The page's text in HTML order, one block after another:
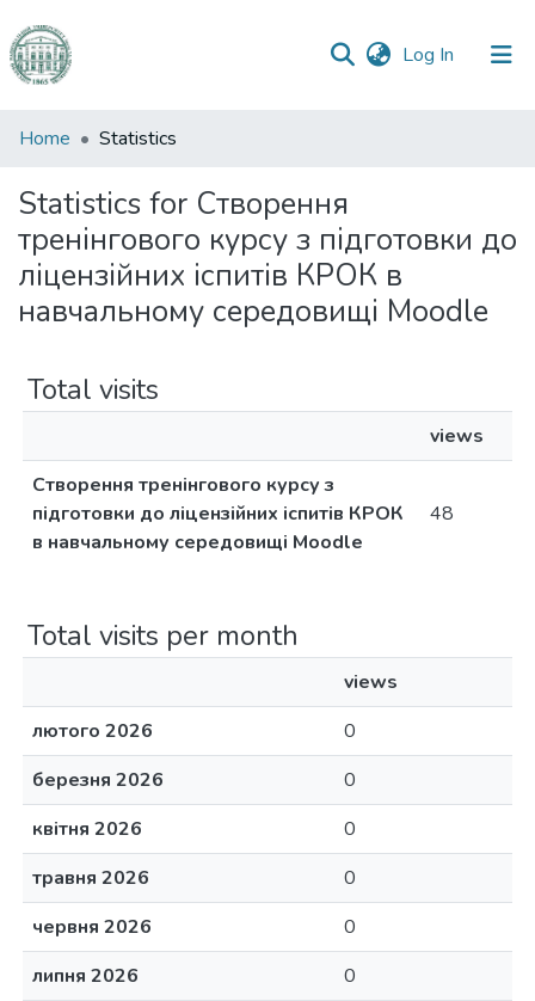
Log In (current)
Communities
Collections
All of DSpace
Home Statistics
Statistics for Створення
тренінгового курсу з підготовки до
ліцензійних іспитів КРОК в
навчальному середовищі Moodle
Total visits
views
Створення тренінгового курсу з
підготовки до ліцензійних іспитів КРОК
в навчальному середовищі Moodle
48
Total visits per month
views
лютого 2026
0
березня 2026
0
квітня 2026
0
травня 2026
0
червня 2026
0
липня 2026
0